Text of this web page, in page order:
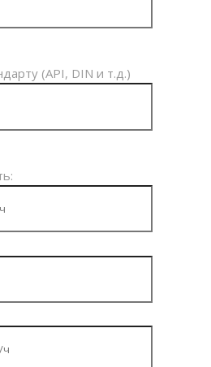
(API, DIN и т.д.)